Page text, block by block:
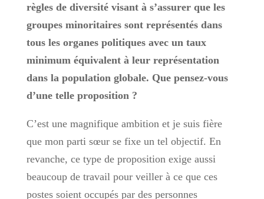
règles de diversité visant à s’assurer que les
groupes minoritaires sont représentés dans
tous les organes politiques avec un taux
minimum équivalent à leur représentation
dans la population globale. Que pensez-vous
d’une telle proposition ?
C’est une magnifique ambition et je suis fière
que mon parti sœur se fixe un tel objectif. En
revanche, ce type de proposition exige aussi
beaucoup de travail pour veiller à ce que ces
postes soient occupés par des personnes